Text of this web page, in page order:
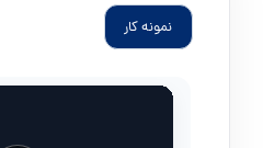
نمونه کار